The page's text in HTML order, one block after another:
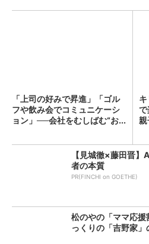
「上司の好みで昇進」「ゴル
フや飲み会でコミュニケーシ
ョン」──会社をむしばむ“お...
親
【見城徹×藤田晋
者の本質
PR(FINCHI on GOETHE)
松のやの「ママ応
っくりの「吉野家